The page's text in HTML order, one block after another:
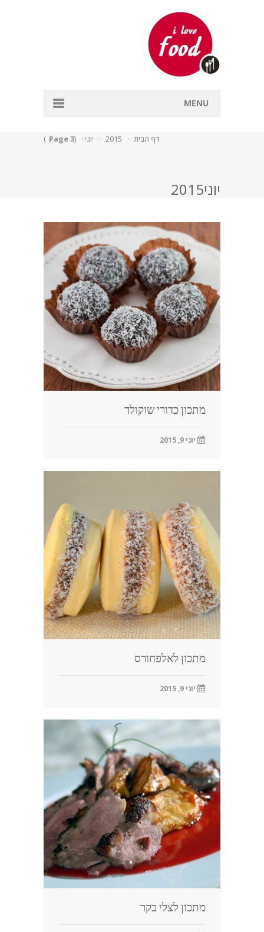
MENU
עיקריות
קינוחים
בלוג
דף הבית 2015 יוני (
Page 3
)
יוני2015
מתכון כדורי שוקולד
יוני 9, 2015
מתכון לאלפחורס
יוני 9, 2015
מתכון לצלי בקר